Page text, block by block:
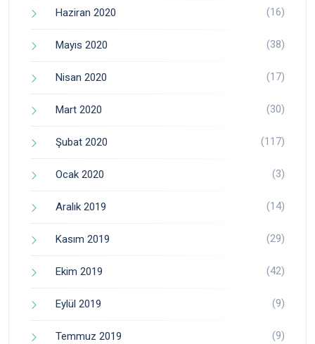
Haziran 2020 (16)
Mayıs 2020 (38)
Nisan 2020 (17)
Mart 2020 (30)
Şubat 2020 (117)
Ocak 2020 (3)
Aralık 2019 (14)
Kasım 2019 (29)
Ekim 2019 (42)
Eylül 2019 (9)
Temmuz 2019 (9)